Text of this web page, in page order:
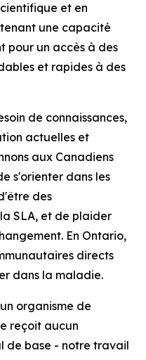
et en
une capacité
pour un accès à des
et rapides à des
de connaissances,
actuelles et
aux Canadiens
s'orienter dans les
des
SLA, et de plaider
En Ontario,
directs
dans la maladie.
organisme de
reçoit aucun
de base - notre travail